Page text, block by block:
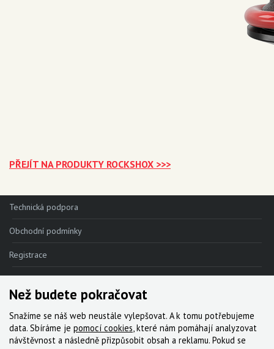
PŘEJÍT NA PRODUKTY ROCKSHOX >>>
Technická podpora
Obchodní podmínky
Registrace
Reklamace
Kde nakoupit
Kontakt
Než budete pokračovat
Snažíme se náš web neustále vylepšovat. A k tomu potřebujeme
data. Sbíráme je pomocí cookies, které nám pomáhají analyzovat
návštěvnost a následně přizpůsobit obsah a reklamu. Pokud se